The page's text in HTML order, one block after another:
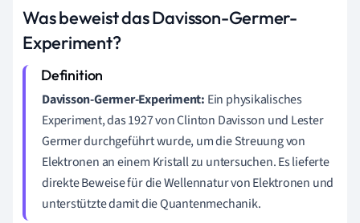
Was beweist das Davisson-Germer-
Experiment?
Davisson-Germer-Experiment: Ein physikalisches
Experiment, das 1927 von Clinton Davisson und Lester
Germer durchgeführt wurde, um die Streuung von
Elektronen an einem Kristall zu untersuchen. Es lieferte
direkte Beweise für die Wellennatur von Elektronen und
unterstützte damit die Quantenmechanik.